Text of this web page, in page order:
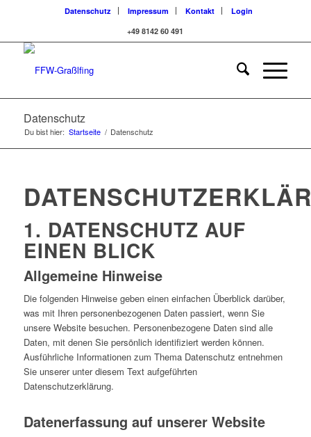
Datenschutz Impressum Kontakt
Login
+49 8142 60 491
Datenschutz
Du bist hier: Startseite / Datenschutz
1. DATENSCHUTZ AUF
EINEN BLICK
Allgemeine Hinweise
Die folgenden Hinweise geben einen einfachen Überblick darüber,
was mit Ihren personenbezogenen Daten passiert, wenn Sie
unsere Website besuchen. Personenbezogene Daten sind alle
Daten, mit denen Sie persönlich identifiziert werden können.
Ausführliche Informationen zum Thema Datenschutz entnehmen
Sie unserer unter diesem Text aufgeführten
Datenschutzerklärung.
Datenerfassung auf unserer Website